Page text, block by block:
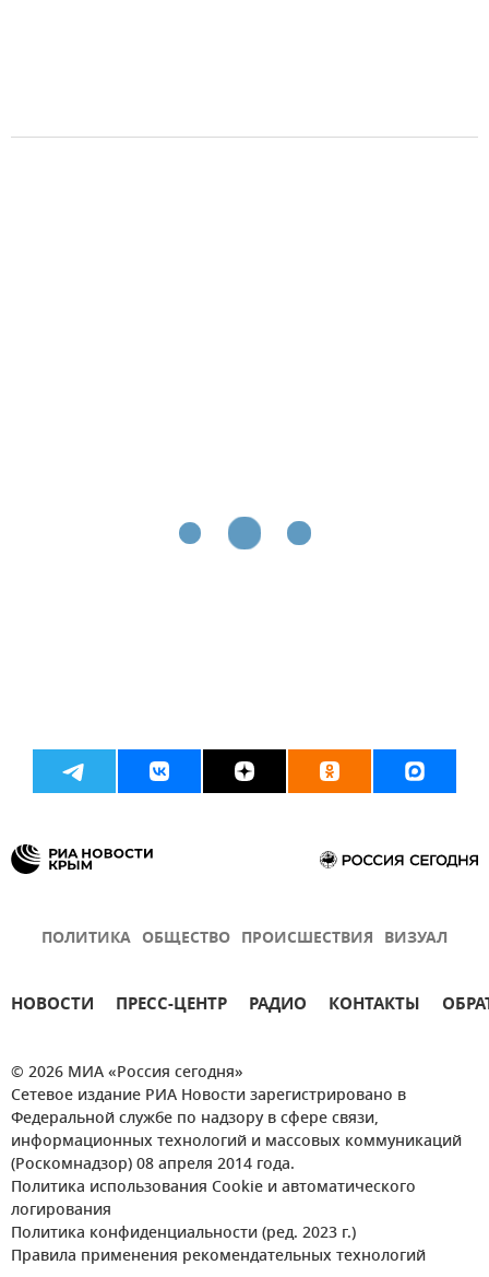
ПОЛИТИКА ОБЩЕСТВО ПРОИСШЕСТВИЯ ВИЗУАЛ
НОВОСТИ ПРЕСС-ЦЕНТР РАДИО КОНТАКТЫ
© 2026 МИА «Россия сегодня»
Сетевое издание РИА Новости зарегистрировано в
Федеральной службе по надзору в сфере связи,
информационных технологий и массовых коммуникаций
(Роскомнадзор) 08 апреля 2014 года.
Политика использования Cookie и автоматического
логирования
Политика конфиденциальности (ред. 2023 г.)
Правила применения рекомендательных технологий